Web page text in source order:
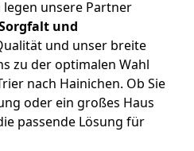
unsere Partner
und
und unser breite
zu der optimalen Wahl
nach Hainichen. Ob Sie
oder ein großes Haus
passende Lösung für